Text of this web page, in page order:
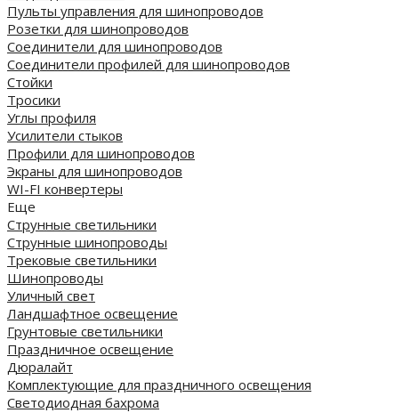
Пульты управления для шинопроводов
Розетки для шинопроводов
Соединители для шинопроводов
Соединители профилей для шинопроводов
Стойки
Тросики
Углы профиля
Усилители стыков
Профили для шинопроводов
Экраны для шинопроводов
WI-FI конвертеры
Еще
Струнные светильники
Струнные шинопроводы
Трековые светильники
Шинопроводы
Уличный свет
Ландшафтное освещение
Грунтовые светильники
Праздничное освещение
Дюралайт
Комплектующие для праздничного освещения
Светодиодная бахрома